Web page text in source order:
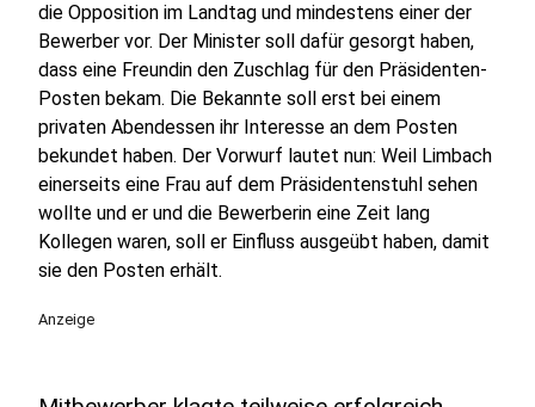
die Opposition im Landtag und mindestens einer der
Bewerber vor. Der Minister soll dafür gesorgt haben,
dass eine Freundin den Zuschlag für den Präsidenten-
Posten bekam. Die Bekannte soll erst bei einem
privaten Abendessen ihr Interesse an dem Posten
bekundet haben. Der Vorwurf lautet nun: Weil Limbach
einerseits eine Frau auf dem Präsidentenstuhl sehen
wollte und er und die Bewerberin eine Zeit lang
Kollegen waren, soll er Einfluss ausgeübt haben, damit
sie den Posten erhält.
Anzeige